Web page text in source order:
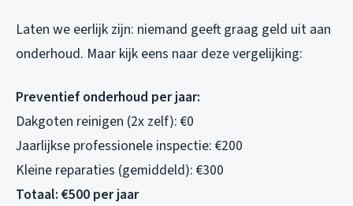
Laten we eerlijk zijn: niemand geeft graag geld uit aan
onderhoud. Maar kijk eens naar deze vergelijking:
Preventief onderhoud per jaar:
Dakgoten reinigen (2x zelf): €0
Jaarlijkse professionele inspectie: €200
Kleine reparaties (gemiddeld): €300
Totaal: €500 per jaar